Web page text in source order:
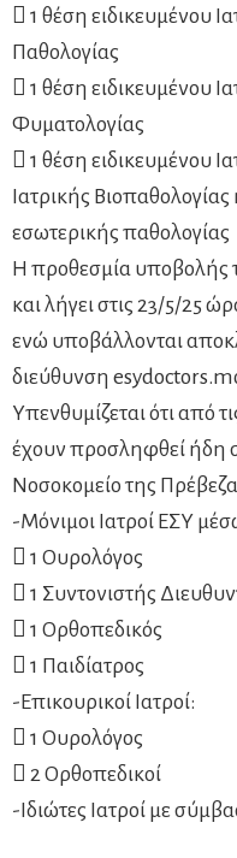
 1 θέση ειδικευμένου
Παθολογίας
 1 θέση ειδικευμένου
Φυματολογίας
 1 θέση ειδικευμένου
Ιατρικής Βιοπαθολογίας
εσωτερικής παθολογίας
Η προθεσμία υποβολής
και λήγει στις 23/5/25
ενώ υποβάλλονται
διεύθυνση
Υπενθυμίζεται ότι από
έχουν προσληφθεί ήδη
Νοσοκομείο της
-Μόνιμοι Ιατροί ΕΣΥ
 1 Ουρολόγος
 1 Συντονιστής
 1 Ορθοπεδικός
 1 Παιδίατρος
-Επικουρικοί Ιατροί:
 1 Ουρολόγος
 2 Ορθοπεδικοί
-Ιδιώτες Ιατροί με